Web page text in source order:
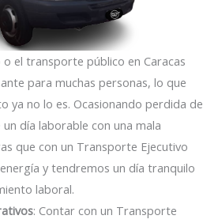
o el transporte público en Caracas
para muchas personas, lo que
ya no lo es. Ocasionando perdida de
día laborable con una mala
que con un Transporte Ejecutivo
y tendremos un día tranquilo
laboral.
: Contar con un Transporte